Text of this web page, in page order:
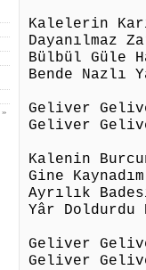
»
Kalelerin
Dayanılmaz
Bülbül Güle
Bende Nazlı
Geliver
Geliver
Kalenin
Gine
Ayrılık
Yâr Doldurdu
Geliver
Geliver